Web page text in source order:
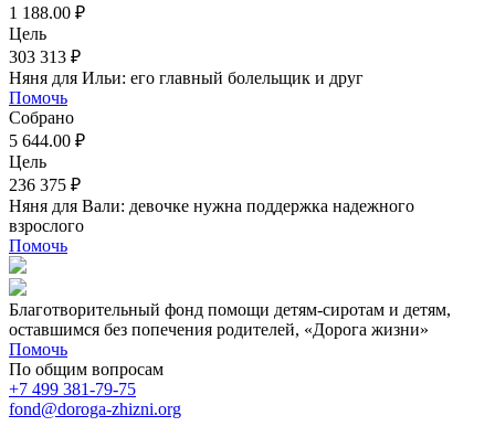
1 188.00 ₽
Цель
303 313 ₽
Няня для Ильи: его главный болельщик и друг
Помочь
Собрано
5 644.00 ₽
Цель
236 375 ₽
Няня для Вали: девочке нужна поддержка надежного
взрослого
Помочь
Благотворительный фонд помощи детям-сиротам и детям,
оставшимся без попечения родителей, «Дорога жизни»
Помочь
По общим вопросам
+7 499 381-79-75
fond@doroga-zhizni.org